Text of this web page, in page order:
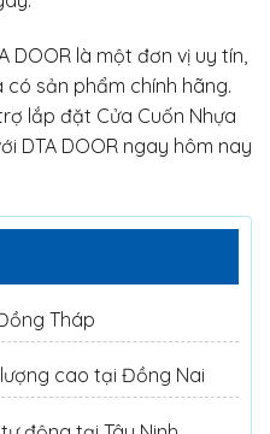
là một đơn vị uy tín,
có sản phẩm chính hãng.
lắp đặt Cửa Cuốn Nhựa
DTA DOOR ngay hôm nay
Tháp
cao tại Đồng Nai